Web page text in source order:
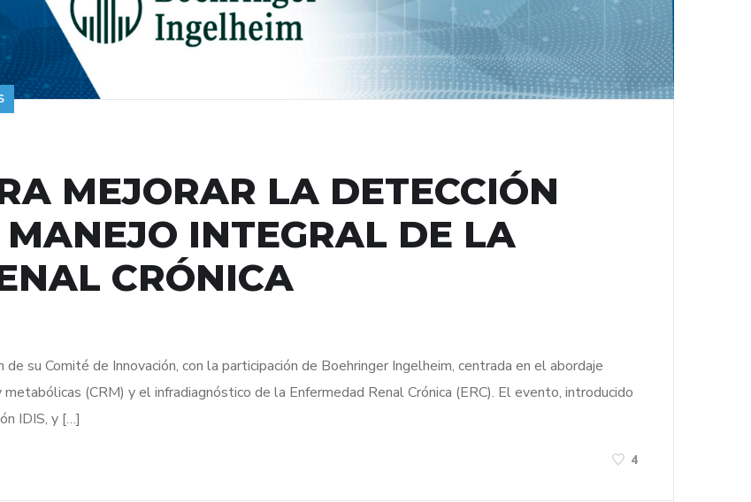
MEJORAR LA DETECCIÓN
INTEGRAL DE LA
CRÓNICA
su Comité de Innovación, con la participación de Boehringer Ingelheim, centrada en el abordaje
(CRM) y el infradiagnóstico de la Enfermedad Renal Crónica (ERC). El evento, introducido
IDIS, y […]
4